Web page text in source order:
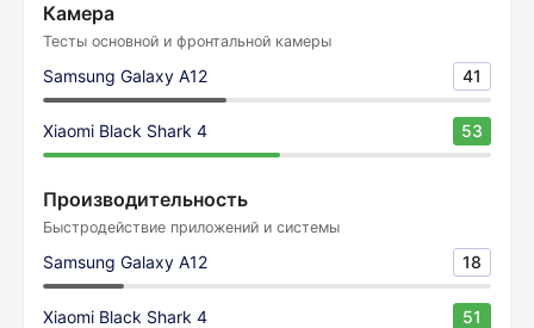
Камера
Тесты основной и фронтальной камеры
Samsung Galaxy A12 41
Xiaomi Black Shark 4 53
Производительность
Быстродействие приложений и системы
Samsung Galaxy A12 18
Xiaomi Black Shark 4 51